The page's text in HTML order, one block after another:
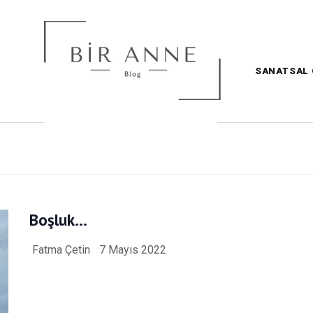
SANATSAL
Boşluk…
Fatma Çetin 7 Mayıs 2022